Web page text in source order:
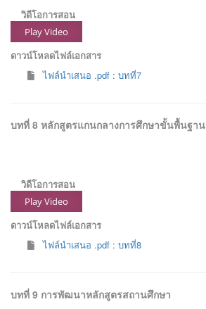
วิดีโอการสอน
Play Video
ดาวน์โหลดไฟล์เอกสาร
ไฟล์นำเสนอ .pdf : บทที่7
บทที่ 8 หลักสูตรแกนกลางการศึกษาขั้นพื้นฐาน
วิดีโอการสอน
Play Video
ดาวน์โหลดไฟล์เอกสาร
ไฟล์นำเสนอ .pdf : บทที่8
บทที่ 9 การพัฒนาหลักสูตรสถานศึกษา